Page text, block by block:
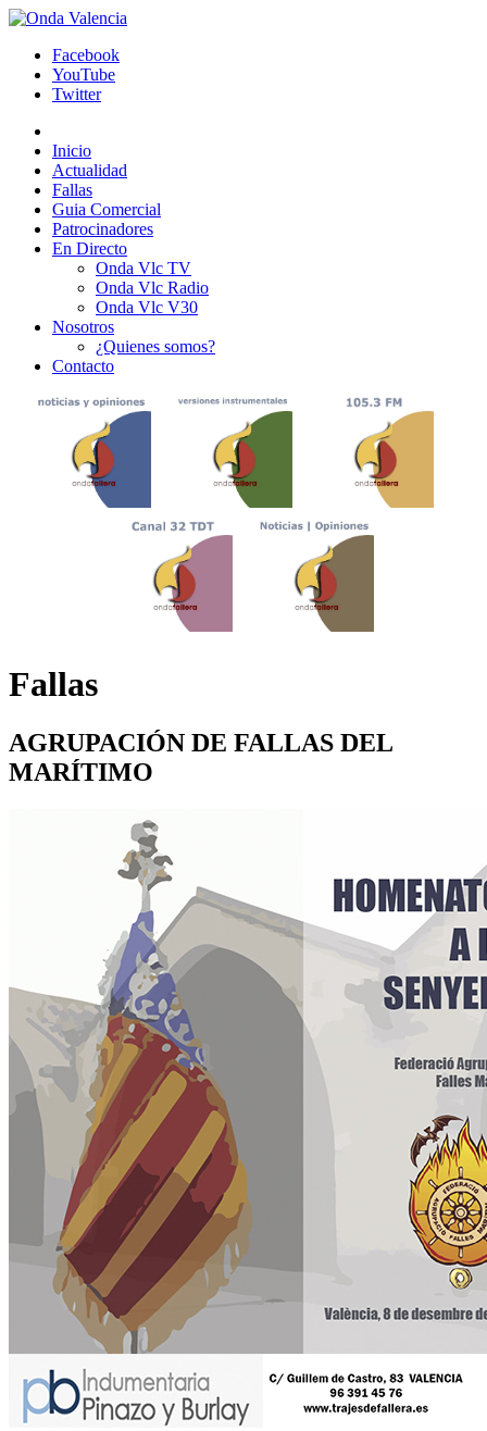
Facebook
YouTube
Twitter
Inicio
Actualidad
Fallas
Guia Comercial
Patrocinadores
En Directo
Onda Vlc TV
Onda Vlc Radio
Onda Vlc V30
Nosotros
¿Quienes somos?
Contacto
Fallas
AGRUPACIÓN DE FALLAS DEL
MARÍTIMO